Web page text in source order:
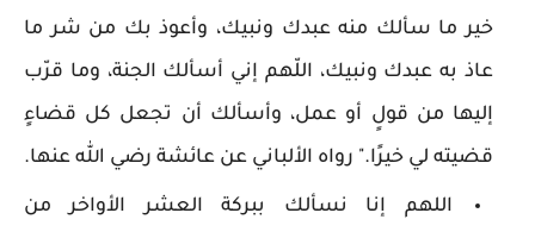
خير ما سألك منه عبدك ونبيك، وأعوذ بك من شر ما
عاذ به عبدك ونبيك، اللّهم إني أسألك الجنة، وما قرّب
إليها من قولٍ أو عمل، وأسألك أن تجعل كل قضاءٍ
قضيته لي خيرًا." رواه الألباني عن عائشة رضي الله عنها.
اللهم إنا نسألك ببركة العشر الأواخر من